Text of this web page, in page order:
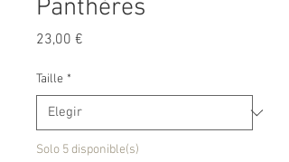
Panthères
23,00 €
Taille *
Solo 5 disponible(s)